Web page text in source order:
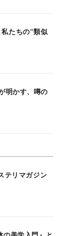
たちの“類似
明かす、噂の
テリマガジン